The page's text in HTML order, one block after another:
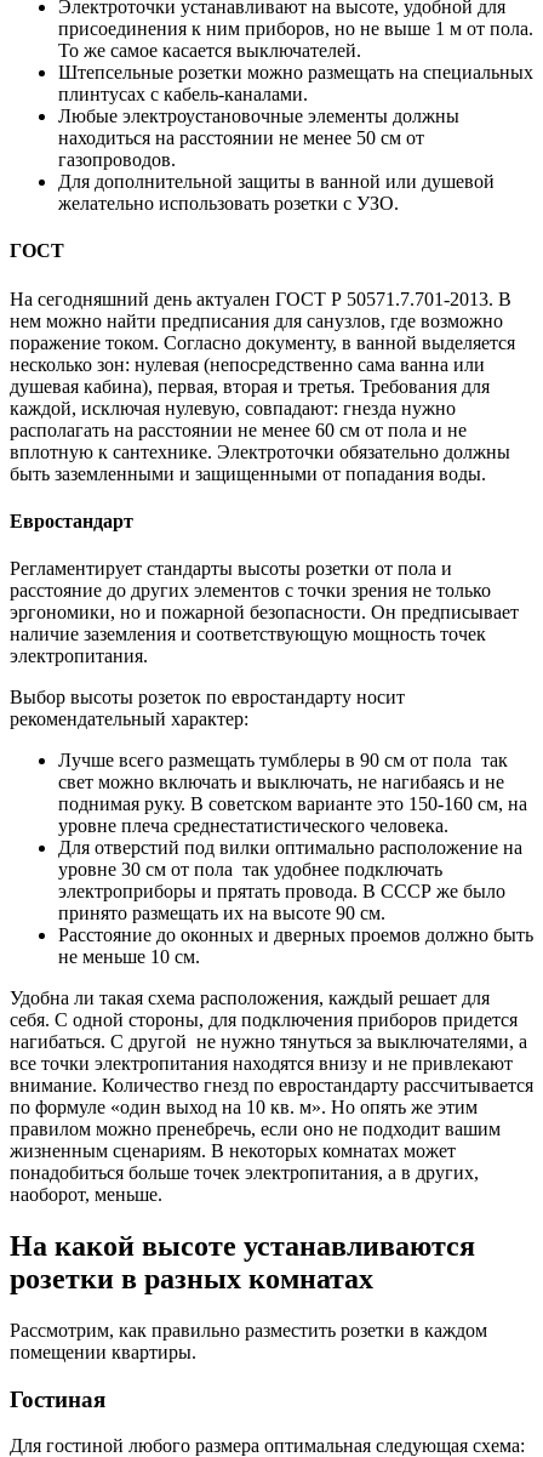
Электроточки устанавливают на высоте, удобной для
присоединения к ним приборов, но не выше 1 м от пола.
То же самое касается выключателей.
Штепсельные розетки можно размещать на специальных
плинтусах с кабель-каналами.
Любые электроустановочные элементы должны
находиться на расстоянии не менее 50 см от
газопроводов.
Для дополнительной защиты в ванной или душевой
желательно использовать розетки с УЗО.
ГОСТ
На сегодняшний день актуален ГОСТ Р 50571.7.701-2013. В
нем можно найти предписания для санузлов, где возможно
поражение током. Согласно документу, в ванной выделяется
несколько зон: нулевая (непосредственно сама ванна или
душевая кабина), первая, вторая и третья. Требования для
каждой, исключая нулевую, совпадают: гнезда нужно
располагать на расстоянии не менее 60 см от пола и не
вплотную к сантехнике. Электроточки обязательно должны
быть заземленными и защищенными от попадания воды.
Евростандарт
Регламентирует стандарты высоты розетки от пола и
расстояние до других элементов с точки зрения не только
эргономики, но и пожарной безопасности. Он предписывает
наличие заземления и соответствующую мощность точек
электропитания.
Выбор высоты розеток по евростандарту носит
рекомендательный характер:
Лучше всего размещать тумблеры в 90 см от пола так
свет можно включать и выключать, не нагибаясь и не
поднимая руку. В советском варианте это 150-160 см, на
уровне плеча среднестатистического человека.
Для отверстий под вилки оптимально расположение на
уровне 30 см от пола так удобнее подключать
электроприборы и прятать провода. В СССР же было
принято размещать их на высоте 90 см.
Расстояние до оконных и дверных проемов должно быть
не меньше 10 см.
Удобна ли такая схема расположения, каждый решает для
себя. С одной стороны, для подключения приборов придется
нагибаться. С другой не нужно тянуться за выключателями, а
все точки электропитания находятся внизу и не привлекают
внимание. Количество гнезд по евростандарту рассчитывается
по формуле «один выход на 10 кв. м». Но опять же этим
правилом можно пренебречь, если оно не подходит вашим
жизненным сценариям. В некоторых комнатах может
понадобиться больше точек электропитания, а в других,
наоборот, меньше.
На какой высоте устанавливаются
розетки в разных комнатах
Рассмотрим, как правильно разместить розетки в каждом
помещении квартиры.
Гостиная
Для гостиной любого размера оптимальная следующая схема: